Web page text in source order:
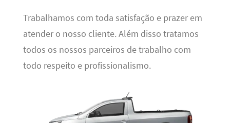
Trabalhamos com toda satisfação e prazer em
atender o nosso cliente. Além disso tratamos
todos os nossos parceiros de trabalho com
todo respeito e profissionalismo.